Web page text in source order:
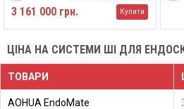
3 161 000 грн. Купити
ЦІНА НА СИСТЕМИ ШІ ДЛЯ
ТОВАРИ
AOHUA EndoMate